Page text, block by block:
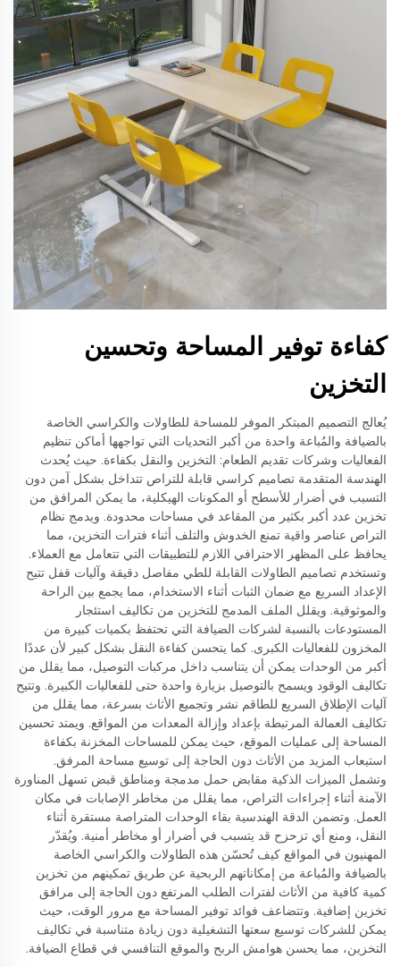
كفاءة توفير المساحة وتحسين
التخزين
يُعالج التصميم المبتكر الموفر للمساحة للطاولات والكراسي الخاصة
بالضيافة والمُباعة واحدة من أكبر التحديات التي تواجهها أماكن تنظيم
الفعاليات وشركات تقديم الطعام: التخزين والنقل بكفاءة. حيث يُحدث
الهندسة المتقدمة تصاميم كراسي قابلة للتراص تتداخل بشكل آمن دون
التسبب في أضرار للأسطح أو المكونات الهيكلية، ما يمكن المرافق من
تخزين عدد أكبر بكثير من المقاعد في مساحات محدودة. ويدمج نظام
التراص عناصر واقية تمنع الخدوش والتلف أثناء فترات التخزين، مما
يحافظ على المظهر الاحترافي اللازم للتطبيقات التي تتعامل مع العملاء.
وتستخدم تصاميم الطاولات القابلة للطي مفاصل دقيقة وآليات قفل تتيح
الإعداد السريع مع ضمان الثبات أثناء الاستخدام، مما يجمع بين الراحة
والموثوقية. ويقلل الملف المدمج للتخزين من تكاليف استئجار
المستودعات بالنسبة لشركات الضيافة التي تحتفظ بكميات كبيرة من
المخزون للفعاليات الكبرى. كما يتحسن كفاءة النقل بشكل كبير لأن عددًا
أكبر من الوحدات يمكن أن يتناسب داخل مركبات التوصيل، مما يقلل من
تكاليف الوقود ويسمح بالتوصيل بزيارة واحدة حتى للفعاليات الكبيرة. وتتيح
آليات الإطلاق السريع للطاقم نشر وتجميع الأثاث بسرعة، مما يقلل من
تكاليف العمالة المرتبطة بإعداد وإزالة المعدات من المواقع. ويمتد تحسين
المساحة إلى عمليات الموقع، حيث يمكن للمساحات المخزنة بكفاءة
استيعاب المزيد من الأثاث دون الحاجة إلى توسيع مساحة المرفق.
وتشمل الميزات الذكية مقابض حمل مدمجة ومناطق قبض تسهل المناورة
الآمنة أثناء إجراءات التراص، مما يقلل من مخاطر الإصابات في مكان
العمل. وتضمن الدقة الهندسية بقاء الوحدات المتراصة مستقرة أثناء
النقل، ومنع أي تزحزح قد يتسبب في أضرار أو مخاطر أمنية. ويُقدّر
المهنيون في المواقع كيف تُحسّن هذه الطاولات والكراسي الخاصة
بالضيافة والمُباعة من إمكاناتهم الربحية عن طريق تمكينهم من تخزين
كمية كافية من الأثاث لفترات الطلب المرتفع دون الحاجة إلى مرافق
تخزين إضافية. وتتضاعف فوائد توفير المساحة مع مرور الوقت، حيث
يمكن للشركات توسيع سعتها التشغيلية دون زيادة متناسبة في تكاليف
التخزين، مما يحسن هوامش الربح والموقع التنافسي في قطاع الضيافة.